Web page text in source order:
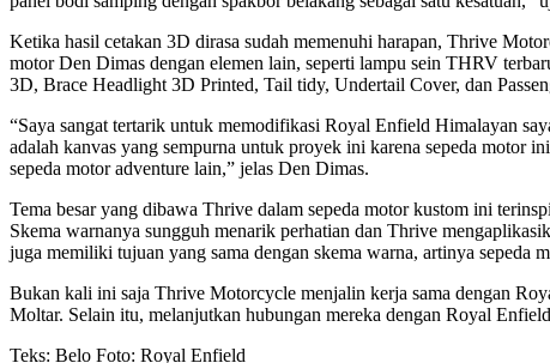
Ketika hasil cetakan 3D dirasa sudah memenuhi harapan, Thrive
motor Den Dimas dengan elemen lain, seperti lampu sein THRV
3D, Brace Headlight 3D Printed, Tail tidy, Undertail Cover, dan
“Saya sangat tertarik untuk memodifikasi Royal Enfield Himalayan
adalah kanvas yang sempurna untuk proyek ini karena sepeda motor
sepeda motor adventure lain,” jelas Den Dimas.
Tema besar yang dibawa Thrive dalam sepeda motor kustom ini
Skema warnanya sungguh menarik perhatian dan Thrive
juga memiliki tujuan yang sama dengan skema warna, artinya sepeda
Bukan kali ini saja Thrive Motorcycle menjalin kerja sama dengan
Moltar. Selain itu, melanjutkan hubungan mereka dengan Royal
Teks: Belo Foto: Royal Enfield